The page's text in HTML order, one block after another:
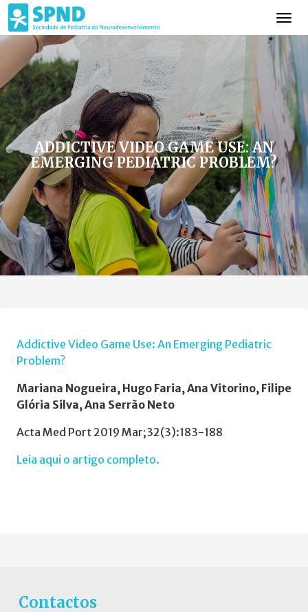
ADDICTIVE VIDEO GAME USE: AN
EMERGING PEDIATRIC PROBLEM?
Addictive Video Game Use: An Emerging Pediatric
Problem?
Mariana Nogueira, Hugo Faria, Ana Vitorino, Filipe
Glória Silva, Ana Serrão Neto
Acta Med Port 2019 Mar;32(3):183-188
Leia aqui o artigo completo.
Contactos